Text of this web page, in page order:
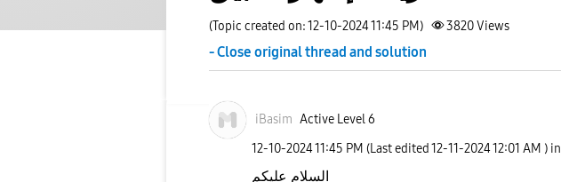
(Topic created on: 12-10-2024 11:45 PM) 3820Views
- Close original thread and solution
iBasim Active Level 6
‎12-10-202411:45 PM (Last edited ‎12-11-202412:01 AM ) in
السلام عليكم